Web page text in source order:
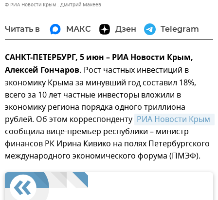
© РИА Новости Крым . Дмитрий Макеев
Читать в МАКС Дзен Telegram
САНКТ-ПЕТЕРБУРГ, 5 июн – РИА Новости Крым,
Алексей Гончаров. Рост частных инвестиций в
экономику Крыма за минувший год составил 18%,
всего за 10 лет частные инвесторы вложили в
экономику региона порядка одного триллиона
рублей. Об этом корреспонденту
сообщила вице-премьер республики – министр
финансов РК Ирина Кивико на полях Петербургского
международного экономического форума (ПМЭФ).